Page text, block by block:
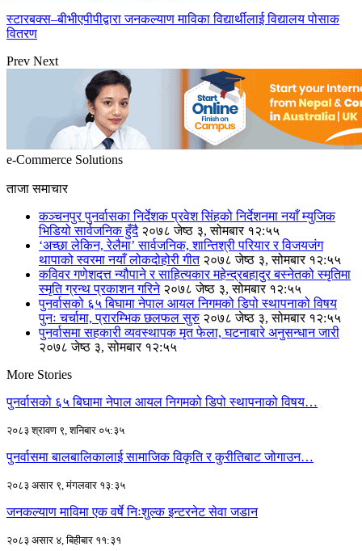
स्टारबक्स–बीभीएपीपीद्वारा जनकल्याण माविका विद्यार्थीलाई विद्यालय पोसाक
वितरण
Prev Next
e-Commerce Solutions
ताजा समाचार
कञ्चनपुर पुनर्वासका निर्देशक प्रवेश सिंहको निर्देशनमा नयाँ म्युजिक
भिडियो सार्वजनिक हुँदै २०७८ जेष्ठ ३, सोमबार १२:५५
‘अच्छा लेकिन, रेलैमा’ सार्वजनिक, शान्तिश्री परियार र विजयजंग
थापाको स्वरमा नयाँ लोकदोहोरी गीत २०७८ जेष्ठ ३, सोमबार १२:५५
कविवर गणेशदत्त न्यौपाने र साहित्यकार महेन्द्रबहादुर बस्नेतको स्मृतिमा
स्मृति ग्रन्थ प्रकाशन गरिने २०७८ जेष्ठ ३, सोमबार १२:५५
पुनर्वासको ६५ बिघामा नेपाल आयल निगमको डिपो स्थापनाको विषय
पुनः चर्चामा, प्रारम्भिक छलफल सुरु २०७८ जेष्ठ ३, सोमबार १२:५५
पुनर्वासमा सहकारी व्यवस्थापक मृत फेला, घटनाबारे अनुसन्धान जारी
२०७८ जेष्ठ ३, सोमबार १२:५५
More Stories
पुनर्वासको ६५ बिघामा नेपाल आयल निगमको डिपो स्थापनाको विषय…
२०८३ श्रावण ९, शनिबार ०५:३५
पुनर्वासमा बालबालिकालाई सामाजिक विकृति र कुरीतिबाट जोगाउन…
२०८३ असार ९, मंगलवार १३:३५
जनकल्याण माविमा एक वर्षे निःशुल्क इन्टरनेट सेवा जडान
२०८३ असार ४, बिहीबार ११:३१